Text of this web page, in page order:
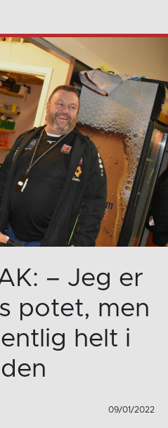
– Jeg er
potet, men
helt i
09/01/2022